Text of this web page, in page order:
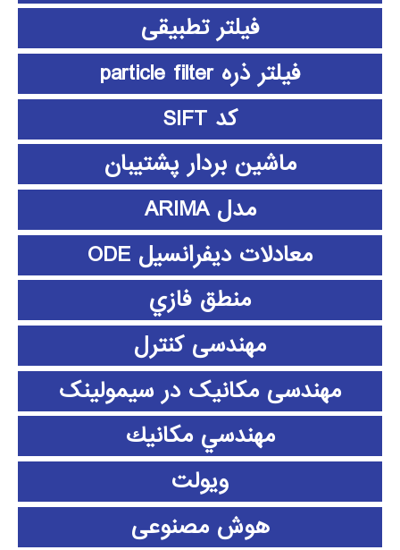
فیلتر تطبیقی
فیلتر ذره particle filter
کد SIFT
ماشین بردار پشتیبان
مدل ARIMA
معادلات دیفرانسیل ODE
منطق فازي
مهندسی کنترل
مهندسی مکانیک در سیمولینک
مهندسي مكانيك
ویولت
هوش مصنوعی